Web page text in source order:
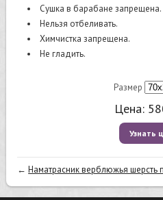
Cушка в барабане запрещена.
Нельзя отбеливать.
Химчистка запрещена.
Не гладить.
Размер
Цена:
Узнать
←Наматрасник верблюжья шерсть